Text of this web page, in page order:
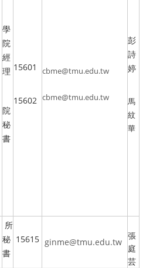
學
院
經
理
院
秘
書
15601
15602
cbme@tmu.edu.tw
cbme@tmu.edu.tw
彭
詩
婷
馬
紋
華
所
秘
書
15615 ginme@tmu.edu.tw
張
庭
芸